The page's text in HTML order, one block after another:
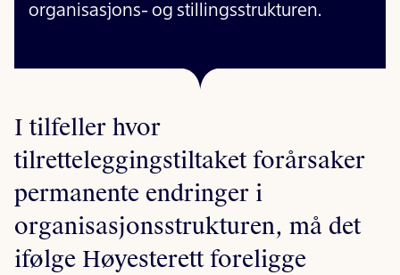
organisasjons- og stillingsstrukturen.
I tilfeller hvor
tilretteleggingstiltaket forårsaker
permanente endringer i
organisasjonsstrukturen, må det
ifølge Høyesterett foreligge